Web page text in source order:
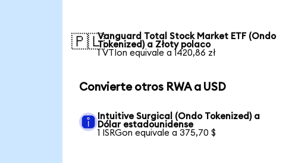
🇵🇱Vanguard Total Stock Market ETF (Ondo
Tokenized) a Złoty polaco
1 VTIon equivale a 1420,86 zł
Convierte otros RWA a USD
Intuitive Surgical (Ondo Tokenized) a
Dólar estadounidense
1 ISRGon equivale a 375,70 $